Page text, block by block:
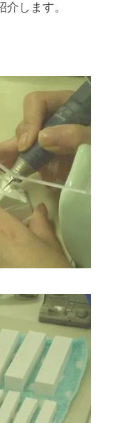
します。